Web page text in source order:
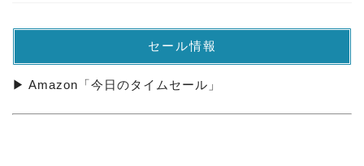
セール情報
▶ Amazon「今日のタイムセール」